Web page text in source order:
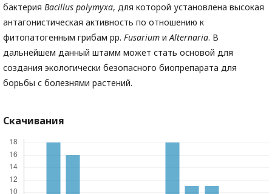
бактерия Bacillus polymyxa, для которой установлена высокая
антагонистическая активность по отношению к
фитопатогенным грибам рр. Fusarium иAlternaria. В
дальнейшем данный штамм может стать основой для
создания экологически безопасного биопрепарата для
борьбы с болезнями растений.
Скачивания